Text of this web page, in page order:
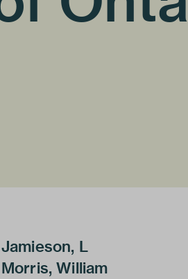
Jamieson, L
Morris, William